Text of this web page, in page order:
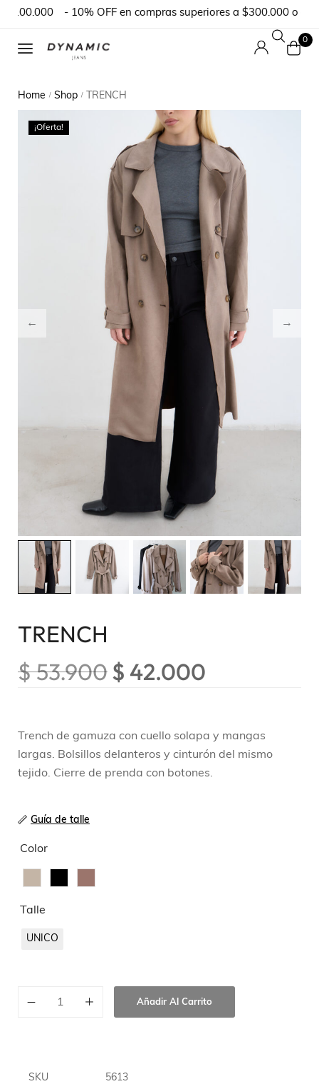
- 10% OFF en compras superiores a $300.000 o en
0
Home / Shop / TRENCH
¡Oferta!
TRENCH
$53.900$ 42.000
Trench de gamuza con cuello solapa y mangas
largas. Bolsillos delanteros y cinturón del mismo
tejido. Cierre de prenda con botones.
Guía de talle
Color
Talle
UNICO
Añadir Al Carrito
SKU 5613